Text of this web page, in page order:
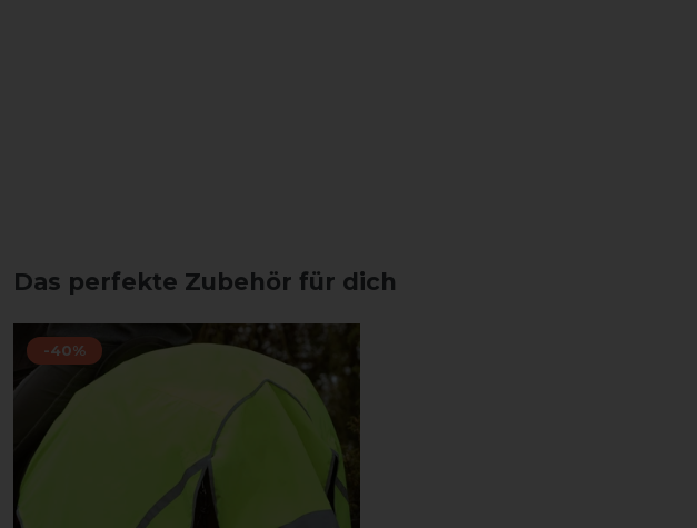
Das perfekte Zubehör für dich
-40%